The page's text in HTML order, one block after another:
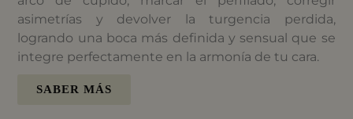
asimetrías y devolver la turgencia perdida,
logrando una boca más definida y sensual que se
integre perfectamente en la armonía de tu cara.
SABER MÁS